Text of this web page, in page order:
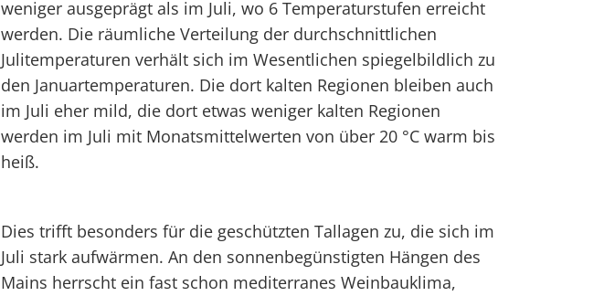
weniger ausgeprägt als im Juli, wo 6 Temperaturstufen erreicht
werden. Die räumliche Verteilung der durchschnittlichen
Julitemperaturen verhält sich im Wesentlichen spiegelbildlich zu
den Januartemperaturen. Die dort kalten Regionen bleiben auch
im Juli eher mild, die dort etwas weniger kalten Regionen
werden im Juli mit Monatsmittelwerten von über 20 °C warm bis
heiß.
Dies trifft besonders für die geschützten Tallagen zu, die sich im
Juli stark aufwärmen. An den sonnenbegünstigten Hängen des
Mains herrscht ein fast schon mediterranes Weinbauklima,